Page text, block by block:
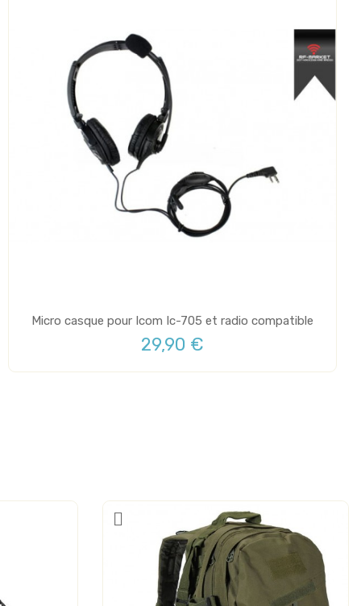
Micro casque pour Icom Ic-705 et radio compatible
29,90 €